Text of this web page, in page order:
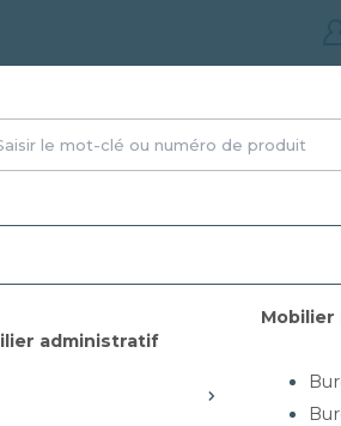
administratif